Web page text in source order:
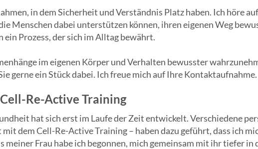
in dem Sicherheit und Verständnis Platz haben. Ich höre
Menschen dabei unterstützen können, ihren eigenen Weg
ein Prozess, der sich im Alltag bewährt.
im eigenen Körper und Verhalten bewusster
gerne ein Stück dabei. Ich freue mich auf Ihre Kontaktaufnahme.
Re-Active Training
hat sich erst im Laufe der Zeit entwickelt. Verschiedene
dem Cell-Re-Active Training – haben dazu geführt, dass ich
meiner Frau habe ich begonnen, mich gemeinsam mit ihr tiefer in